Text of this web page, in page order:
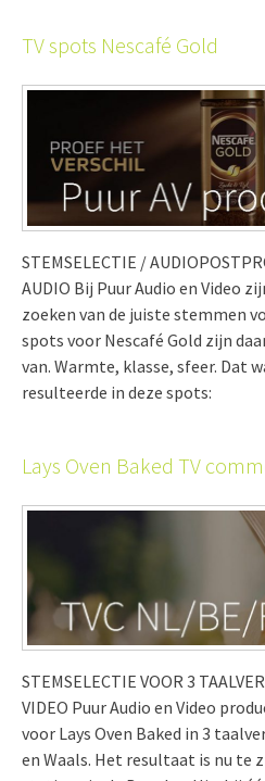
TV spots Nescafé Gold
STEMSELECTIE /
AUDIO Bij Puur Audio en Video
zoeken van de juiste stemmen
spots voor Nescafé Gold zijn
van. Warmte, klasse, sfeer. Dat
resulteerde in deze spots:
Lays Oven Baked TV
STEMSELECTIE VOOR 3
VIDEO Puur Audio en Video
voor Lays Oven Baked in 3
en Waals. Het resultaat is nu te